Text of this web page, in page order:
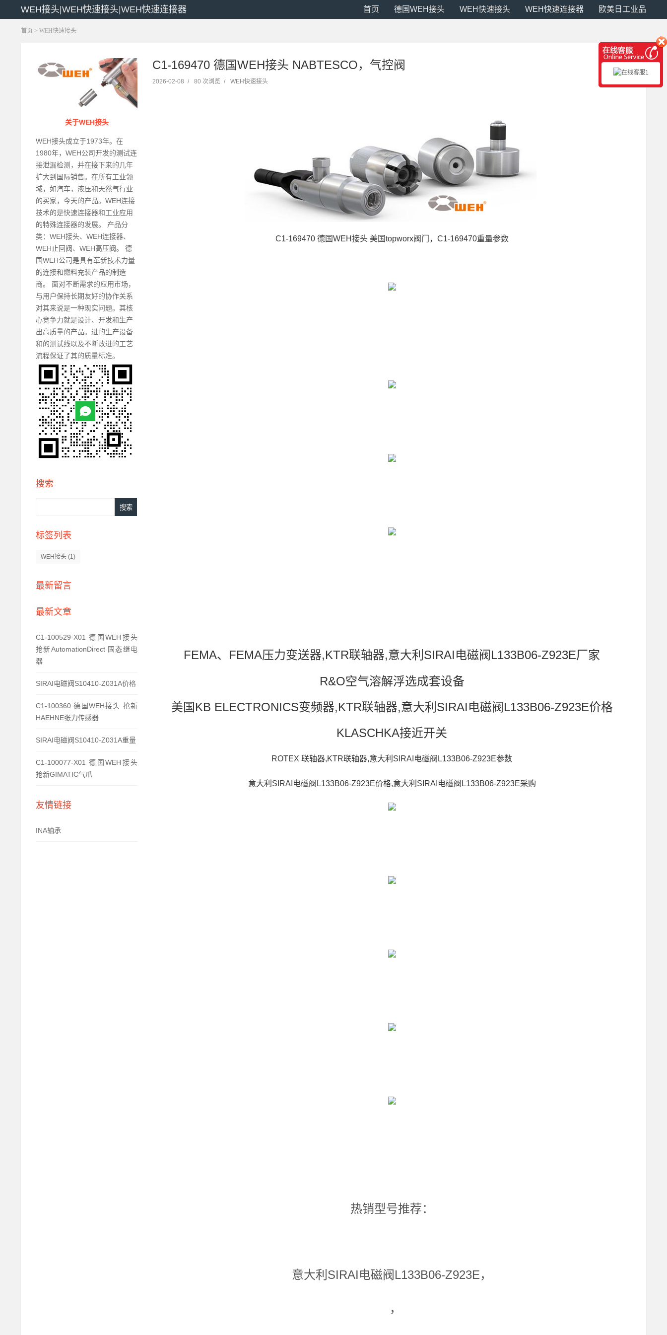
WEH接头|WEH快速接头|WEH快速连接器 首页 德国WEH接头 WEH快速接头 WEH快速连接器 欧美日工业品
首页 > WEH快速接头
关于WEH接头
WEH接头成立于1973年。在
1980年，WEH公司开发的测试连
接泄漏检测，并在接下来的几年
扩大到国际销售。在所有工业领
域，如汽车，液压和天然气行业
的买家，今天的产品。WEH连接
技术的是快速连接器和工业应用
的特殊连接器的发展。 产品分
类：WEH接头、WEH连接器、
WEH止回阀、WEH高压阀。 德
国WEH公司是具有革新技术力量
的连接和燃料充装产品的制造
商。 面对不断需求的应用市场，
与用户保持长期友好的协作关系
对其来说是一种现实问题。其核
心竞争力就是设计、开发和生产
出高质量的产品。进的生产设备
和的测试线以及不断改进的工艺
流程保证了其的质量标准。
搜索
标签列表
WEH接头 (1)
最新留言
最新文章
C1-100529-X01 德国WEH接头
抢新AutomationDirect 固态继电
器
SIRAI电磁阀S10410-Z031A价格
C1-100360 德国WEH接头 抢新
HAEHNE张力传感器
SIRAI电磁阀S10410-Z031A重量
C1-100077-X01 德国WEH接头
抢新GIMATIC气爪
友情链接
INA轴承
C1-169470 德国WEH接头 NABTESCO，气控阀
2026-02-08 / 80 次浏览 / WEH快速接头
C1-169470 德国WEH接头 美国topworx阀门，C1-169470重量参数
FEMA、FEMA压力变送器,KTR联轴器,意大利SIRAI电磁阀L133B06-Z923E厂家
R&O空气溶解浮选成套设备
美国KB ELECTRONICS变频器,KTR联轴器,意大利SIRAI电磁阀L133B06-Z923E价格
KLASCHKA接近开关
ROTEX 联轴器,KTR联轴器,意大利SIRAI电磁阀L133B06-Z923E参数
意大利SIRAI电磁阀L133B06-Z923E价格,意大利SIRAI电磁阀L133B06-Z923E采购
热销型号推荐：
意大利SIRAI电磁阀L133B06-Z923E，
，